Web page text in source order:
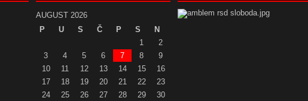
AUGUST 2026
P
U S Č P S
N
1
2
3
4 5 6 7 8
9
10
11 12 13 14 15
16
17
18 19 20 21 22
23
24
25 26 27 28 29 30